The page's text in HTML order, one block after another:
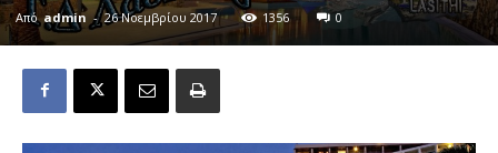
Από admin - 26 Νοεμβρίου 2017 1356 0